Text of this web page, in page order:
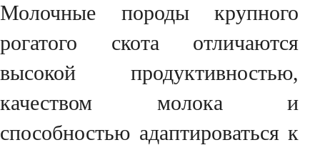
Молочные породы крупного
рогатого скота отличаются
высокой продуктивностью,
качеством молока и
способностью адаптироваться к